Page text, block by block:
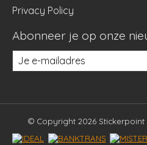
Privacy Policy
Abonneer je op onze
© Copyright 2026 Stickerpoint